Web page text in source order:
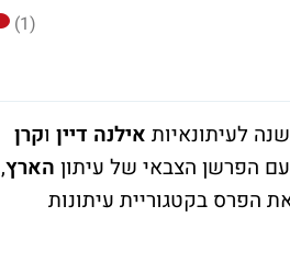
(1)
לעיתונאיות אילנה דיין וקרן
הארץ,
הפרס בקטגוריית עיתונות